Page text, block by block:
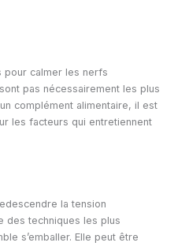
pour calmer les nerfs
pas nécessairement les plus
complément alimentaire, il est
les facteurs qui entretiennent
la tension
des techniques les plus
s’emballer. Elle peut être